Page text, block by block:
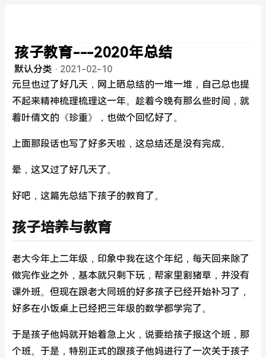
孩子教育---2020年总结
默认分类 · 2021-02-10
元旦也过了好几天，网上晒总结的一堆一堆，自己总也提
不起来精神梳理梳理这一年。趁着今晚有那么些时间，就
着叶倩文的《珍重》，也做个回忆好了。
上面那段话也写了好多天啦，这总结还是没有完成。
晕，这又过了好几天了。
好吧，这篇先总结下孩子的教育了。
孩子培养与教育
老大今年上二年级，印象中我在这个年纪，每天回来除了
做完作业之外，基本就只剩下玩，帮家里割猪草，并没有
课外班。但现在跟老大同班的好多孩子已经开始补习了，
好多在小饭桌上已经把三年级的数学都学完了。
于是孩子他妈就开始着急上火，说要给孩子报这个班，那
个班。于是，特别正式的跟孩子他妈进行了一次关于孩子